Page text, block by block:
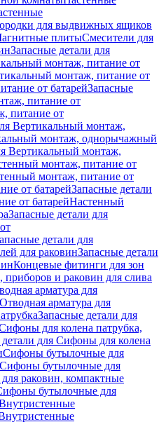
для выдвижных ящиков
плитыСмесители для
Запасные детали для
монтаж, питание от
монтаж, питание от
от батарейЗапасные
питание от
питание от
Вертикальный монтаж,
монтаж, однорычажный
Вертикальный монтаж,
монтаж, питание от
монтаж, питание от
от батарейЗапасные детали
от батарейНастенный
Запасные детали для
детали для
для раковинЗапасные детали
Концевые фитинги для зон
и раковин для слива
арматура для
арматура для
Запасные детали для
для колена патрубка,
для Сифоны для колена
Сифоны бутылочные для
Сифоны бутылочные для
раковин, компактные
бутылочные для